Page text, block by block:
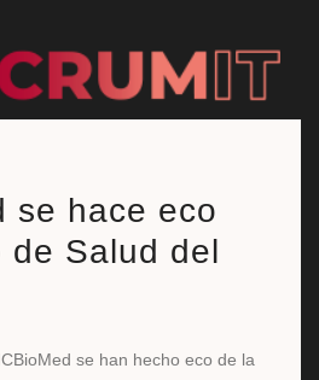
se hace eco
de Salud del
se han hecho eco de la